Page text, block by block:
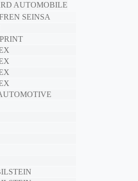
AUTOMOBILE
SEINSA